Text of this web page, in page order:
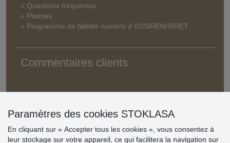
» Questions fréquentes
» Plaintes
» Programme de fidélité numéro d´ID/SIREN/SIRET
Commentaires clients
Paramètres des cookies STOKLASA
En cliquant sur « Accepter tous les cookies », vous consentez à
leur stockage sur votre appareil, ce qui facilitera la navigation sur